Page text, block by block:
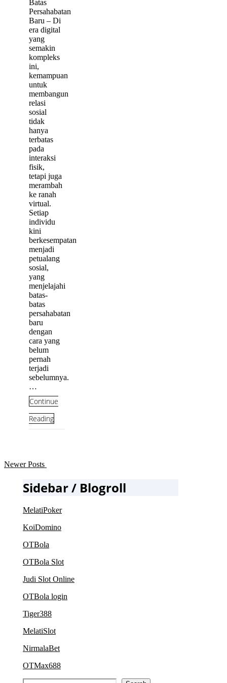
Batas
Persahabatan
Baru – Di
era digital
yang
semakin
kompleks
ini,
kemampuan
untuk
membangun
relasi
sosial
tidak
hanya
terbatas
pada
interaksi
fisik,
tetapi juga
merambah
ke ranah
virtual.
Setiap
individu
kini
berkesempatan
menjadi
petualang
sosial,
yang
menjelajahi
batas-
batas
persahabatan
baru
dengan
cara yang
belum
pernah
terjadi
sebelumnya.
…
Continue
Reading
Newer Posts
Sidebar / Blogroll
MelatiPoker
KoiDomino
OTBola
OTBola Slot
Judi Slot Online
OTBola login
Tiger388
MelatiSlot
NirmalaBet
OTMax688